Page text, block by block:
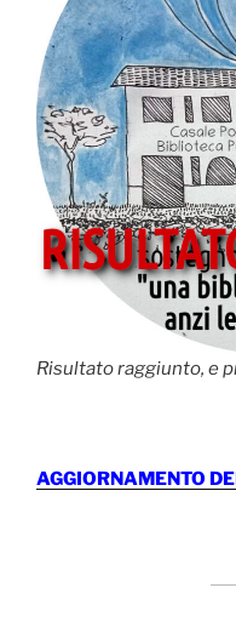
Risultato raggiunto, e
AGGIORNAMENTO